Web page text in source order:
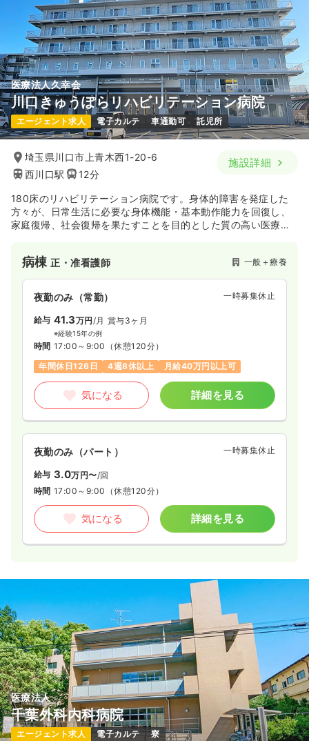
医療法人久幸会
川口きゅうぽらリハビリテーション病院
エージェント求人 電子カルテ 車通勤可 託児所
埼玉県川口市上青木西1-20-6
西川口駅
12分
施設詳細
180床のリハビリテーション病院です。身体的障害を発症した
方々が、日常生活に必要な身体機能・基本動作能力を回復し、
家庭復帰、社会復帰を果たすことを目的とした質の高い医療と
病棟正・准看護師 一般＋療養
夜勤のみ（常勤） 一時募集休止
給与 41.3万円/月 賞与3ヶ月
※経験15年の例
時間 17:00～9:00 （休憩120分）
年間休日126日
4週8休以上 月給40万円以上可
気になる 詳細を見る
夜勤のみ（パート） 一時募集休止
給与 3.0万円〜/回
時間 17:00～9:00 （休憩120分）
気になる 詳細を見る
医療法人
千葉外科内科病院
エージェント求人 電子カルテ 寮